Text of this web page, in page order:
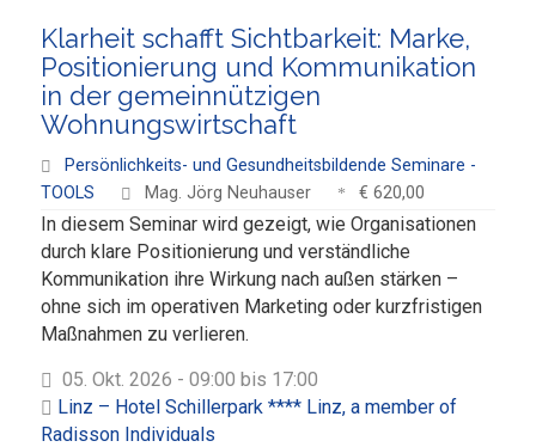
Klarheit schafft Sichtbarkeit: Marke,
Positionierung und Kommunikation
in der gemeinnützigen
Wohnungswirtschaft
Persönlichkeits- und Gesundheitsbildende Seminare -
TOOLS
Mag. Jörg Neuhauser € 620,00
In diesem Seminar wird gezeigt, wie Organisationen
durch klare Positionierung und verständliche
Kommunikation ihre Wirkung nach außen stärken –
ohne sich im operativen Marketing oder kurzfristigen
Maßnahmen zu verlieren.
05. Okt. 2026 - 09:00 bis 17:00
Linz – Hotel Schillerpark **** Linz, a member of
Radisson Individuals